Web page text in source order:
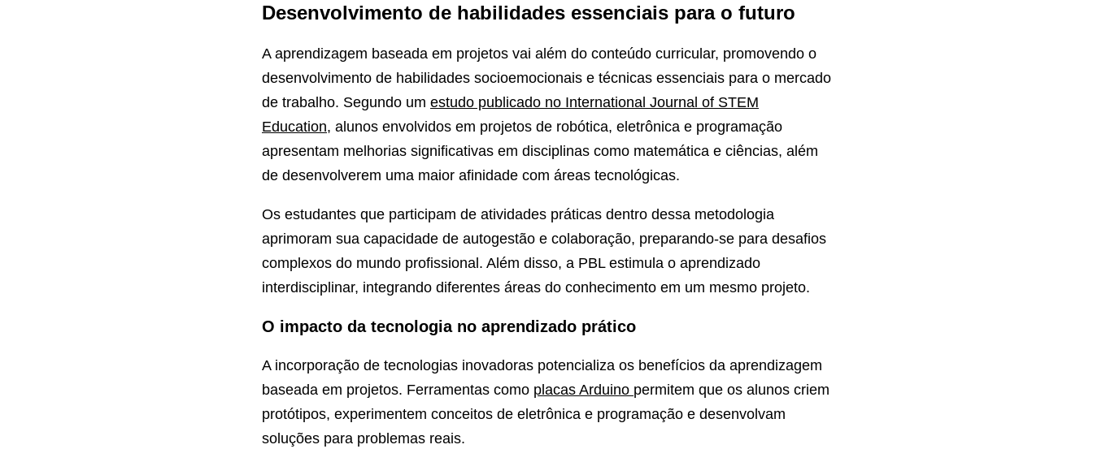
Desenvolvimento de habilidades essenciais para o futuro
A aprendizagem baseada em projetos vai além do conteúdo curricular, promovendo o
desenvolvimento de habilidades socioemocionais e técnicas essenciais para o mercado
de trabalho. Segundo um estudo publicado no International Journal of STEM
Education, alunos envolvidos em projetos de robótica, eletrônica e programação
apresentam melhorias significativas em disciplinas como matemática e ciências, além
de desenvolverem uma maior afinidade com áreas tecnológicas.
Os estudantes que participam de atividades práticas dentro dessa metodologia
aprimoram sua capacidade de autogestão e colaboração, preparando-se para desafios
complexos do mundo profissional. Além disso, a PBL estimula o aprendizado
interdisciplinar, integrando diferentes áreas do conhecimento em um mesmo projeto.
O impacto da tecnologia no aprendizado prático
A incorporação de tecnologias inovadoras potencializa os benefícios da aprendizagem
baseada em projetos. Ferramentas como placas Arduino permitem que os alunos criem
protótipos, experimentem conceitos de eletrônica e programação e desenvolvam
soluções para problemas reais.